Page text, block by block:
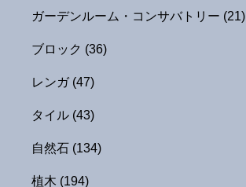
ガーデンルーム・コンサバトリー (21)
ブロック (36)
レンガ (47)
タイル (43)
自然石 (134)
植木 (194)